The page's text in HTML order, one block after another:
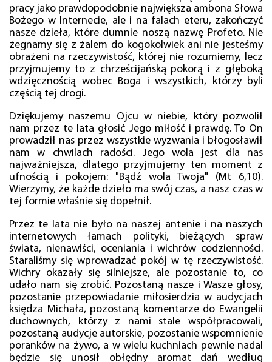
pracy jako prawdopodobnie największa ambona Słowa
Bożego w Internecie, ale i na falach eteru, zakończyć
nasze dzieła, które dumnie noszą nazwę Profeto. Nie
żegnamy się z żalem do kogokolwiek ani nie jesteśmy
obrażeni na rzeczywistość, której nie rozumiemy, lecz
przyjmujemy to z chrześcijańską pokorą i z głęboką
wdzięcznością wobec Boga i wszystkich, którzy byli
częścią tej drogi.
Dziękujemy naszemu Ojcu w niebie, który pozwolił
nam przez te lata głosić Jego miłość i prawdę. To On
prowadził nas przez wszystkie wyzwania i błogosławił
nam w chwilach radości. Jego wola jest dla nas
najważniejsza, dlatego przyjmujemy ten moment z
ufnością i pokojem: "Bądź wola Twoja" (Mt 6,10).
Wierzymy, że każde dzieło ma swój czas, a nasz czas w
tej formie właśnie się dopełnił.
Przez te lata nie było na naszej antenie i na naszych
internetowych łamach polityki, bieżących spraw
świata, nienawiści, oceniania i wichrów codzienności.
Staraliśmy się wprowadzać pokój w tę rzeczywistość.
Wichry okazały się silniejsze, ale pozostanie to, co
udało nam się zrobić. Pozostaną nasze i Wasze głosy,
pozostanie przepowiadanie miłosierdzia w audycjach
księdza Michała, pozostaną komentarze do Ewangelii
duchownych, którzy z nami stale współpracowali,
pozostaną audycje autorskie, pozostanie wspomnienie
poranków na żywo, a w wielu kuchniach pewnie nadal
będzie się unosił obłędny aromat dań według